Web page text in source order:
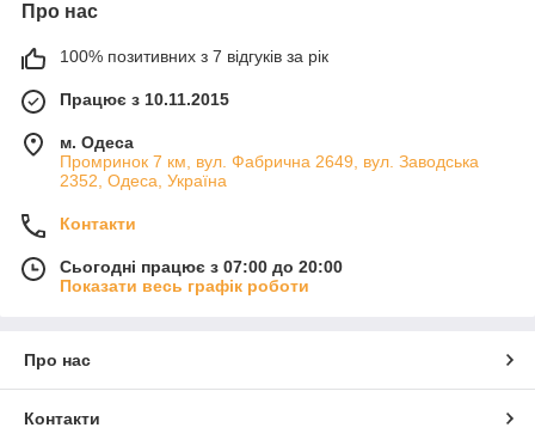
Про нас
100% позитивних з 7 відгуків за рік
Працює з 10.11.2015
м. Одеса
Промринок 7 км, вул. Фабрична 2649, вул. Заводська
2352, Одеса, Україна
Контакти
Сьогодні працює з 07:00 до 20:00
Показати весь графік роботи
Про нас
Контакти